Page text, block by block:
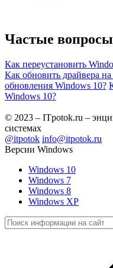
Частые
Как переустановить
Как обновить драйвера
обновления Windows 10?
Windows 10?
© 2023 – ITpotok.ru –
системах
@itpotok info@itpotok.ru
Версии Windows
Windows 10
Windows 7
Windows 8
Windows XP